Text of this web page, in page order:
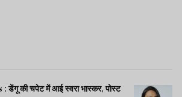
की चपेट में आई स्वरा भास्कर, पोस्ट